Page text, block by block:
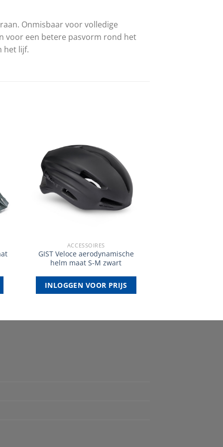
Onmisbaar voor volledige
voor een betere pasvorm rond het
het lijf.
ACCESSOIRES
GIST Veloce aerodynamische
helm maat S-M zwart
INLOGGEN VOOR PRIJS